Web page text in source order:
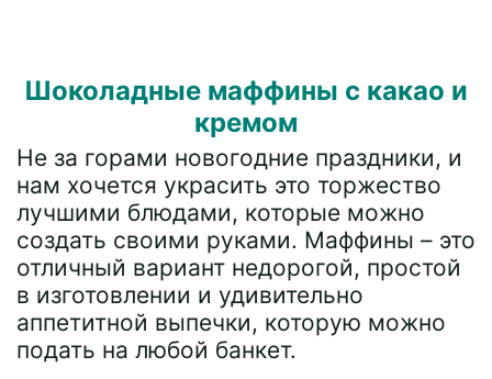
Шоколадные маффины с какао и
кремом
Не за горами новогодние праздники, и
нам хочется украсить это торжество
лучшими блюдами, которые можно
создать своими руками. Маффины – это
отличный вариант недорогой, простой
в изготовлении и удивительно
аппетитной выпечки, которую можно
подать на любой банкет.